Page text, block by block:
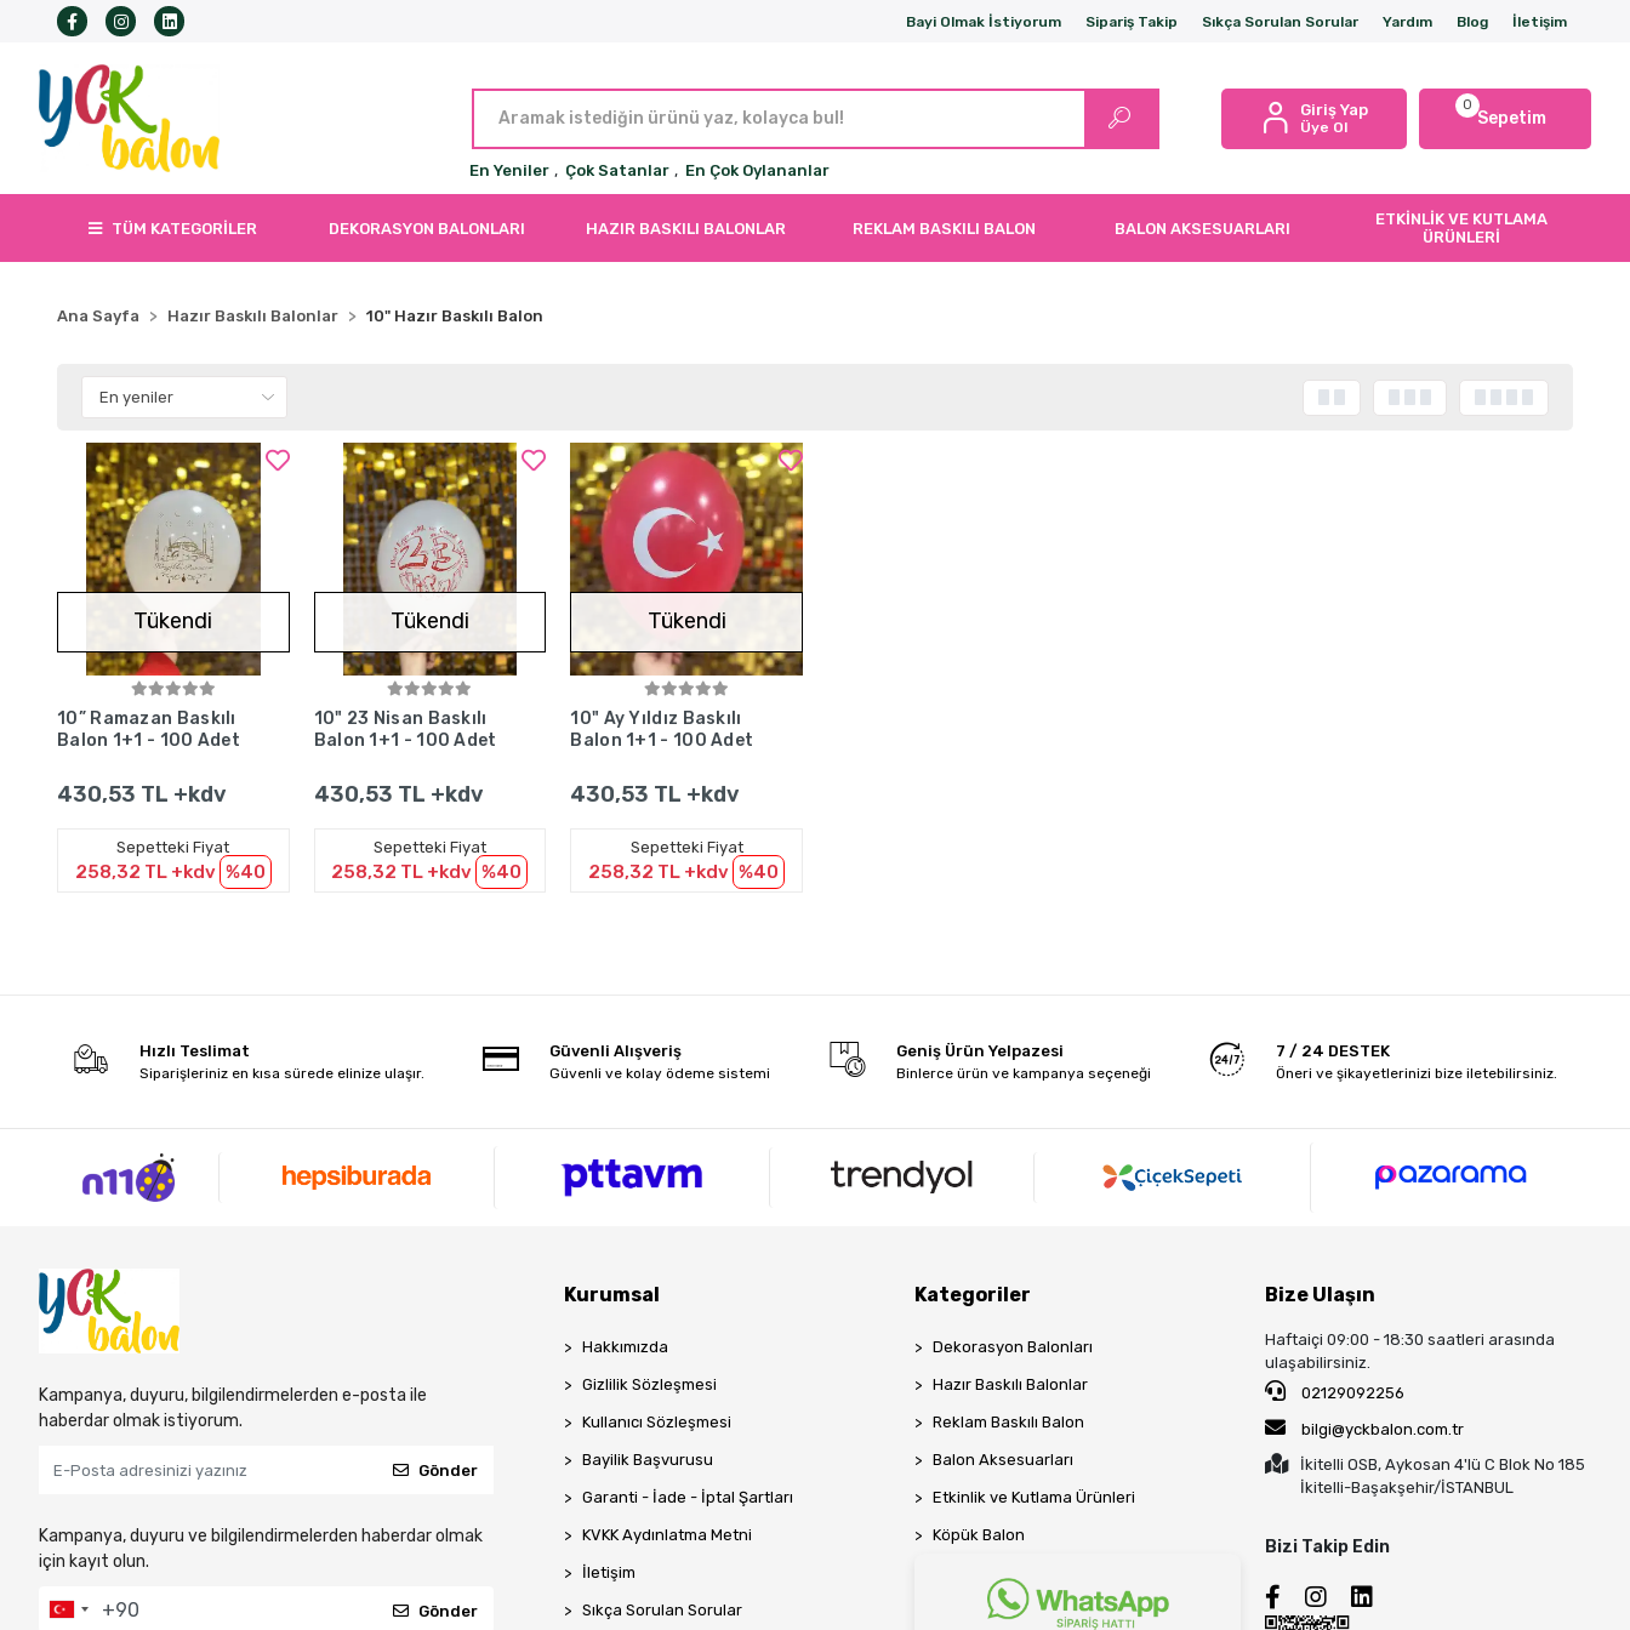
Bayi Olmak İstiyorum Sipariş Takip Sıkça Sorulan Sorular Yardım Blog İletişim
En Yeniler , Çok Satanlar , En Çok Oylananlar
Giriş Yap
Üye Ol
0
Sepetim
TÜM KATEGORİLER DEKORASYON BALONLARI HAZIR BASKILI BALONLAR REKLAM BASKILI BALON BALON AKSESUARLARI
ETKİNLİK VE KUTLAMA
ÜRÜNLERİ
Ana Sayfa Hazır Baskılı Balonlar 10" Hazır Baskılı Balon
Tükendi
10” Ramazan Baskılı
Balon 1+1 - 100 Adet
430,53 TL +kdv
Sepetteki Fiyat
258,32 TL +kdv %40
Tükendi
10" 23 Nisan Baskılı
Balon 1+1 - 100 Adet
430,53 TL +kdv
Sepetteki Fiyat
258,32 TL +kdv %40
Tükendi
10" Ay Yıldız Baskılı
Balon 1+1 - 100 Adet
430,53 TL +kdv
Sepetteki Fiyat
258,32 TL +kdv %40
Hızlı Teslimat
Siparişleriniz en kısa sürede elinize ulaşır.
Güvenli Alışveriş
Güvenli ve kolay ödeme sistemi
Geniş Ürün Yelpazesi
Binlerce ürün ve kampanya seçeneği
7 / 24 DESTEK
Öneri ve şikayetlerinizi bize iletebilirsiniz.
Kampanya, duyuru, bilgilendirmelerden e-posta ile
haberdar olmak istiyorum.
Gönder
Kampanya, duyuru ve bilgilendirmelerden haberdar olmak
için kayıt olun.
Gönder
Kurumsal
Hakkımızda
Gizlilik Sözleşmesi
Kullanıcı Sözleşmesi
Bayilik Başvurusu
Garanti - İade - İptal Şartları
KVKK Aydınlatma Metni
İletişim
Sıkça Sorulan Sorular
Kategoriler
Dekorasyon Balonları
Hazır Baskılı Balonlar
Reklam Baskılı Balon
Balon Aksesuarları
Etkinlik ve Kutlama Ürünleri
Köpük Balon
Bize Ulaşın
Haftaiçi 09:00 - 18:30 saatleri arasında
ulaşabilirsiniz.
02129092256
bilgi@yckbalon.com.tr
İkitelli OSB, Aykosan 4'lü C Blok No 185
İkitelli-Başakşehir/İSTANBUL
Bizi Takip Edin